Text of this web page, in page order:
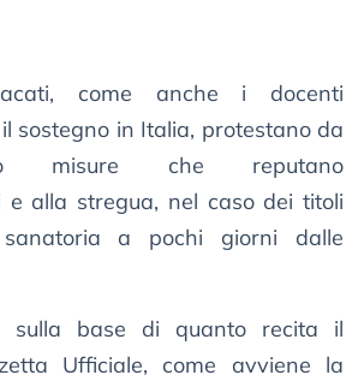
come anche i docenti
sostegno in Italia, protestano da
misure che reputano
e alla stregua, nel caso dei titoli
a pochi giorni dalle
sulla base di quanto recita il
Ufficiale, come avviene la